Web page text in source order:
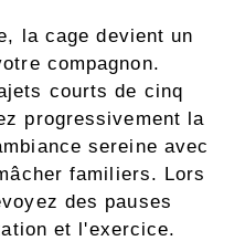
la cage devient un
compagnon.
courts de cinq
progressivement la
sereine avec
familiers. Lors
des pauses
et l'exercice.